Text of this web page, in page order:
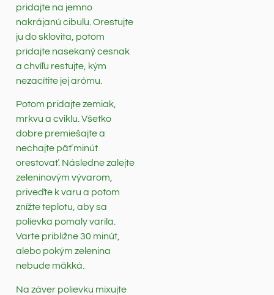
pridajte na jemno
nakrájanú cibuľu. Orestujte
ju do sklovita, potom
pridajte nasekaný cesnak
a chvíľu restujte, kým
nezacítite jej arómu.
Potom pridajte zemiak,
mrkvu a cviklu. Všetko
dobre premiešajte a
nechajte päť minút
orestovať. Následne zalejte
zeleninovým vývarom,
priveďte k varu a potom
znížte teplotu, aby sa
polievka pomaly varila.
Varte približne 30 minút,
alebo pokým zelenina
nebude mäkká.
Na záver polievku mixujte